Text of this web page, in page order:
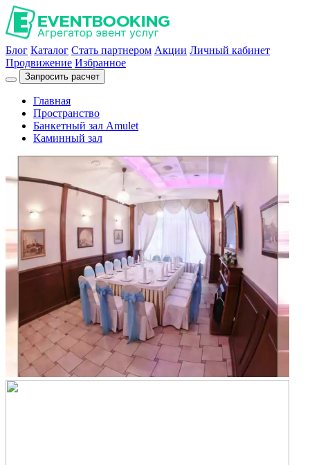
Блог Каталог Стать партнером Акции Личный кабинет
Продвижение Избранное
Запросить расчет
Главная
Пространство
Банкетный зал Amulet
Каминный зал